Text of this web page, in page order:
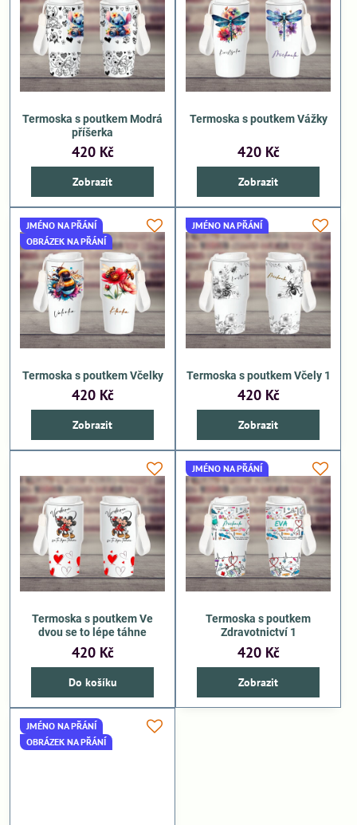
Termoska s poutkem Modrá
příšerka
420 Kč
Zobrazit
Termoska s poutkem Vážky
420 Kč
Zobrazit
JMÉNO NA PŘÁNÍ
OBRÁZEK NA PŘÁNÍ
Termoska s poutkem Včelky
420 Kč
Zobrazit
JMÉNO NA PŘÁNÍ
Termoska s poutkem Včely 1
420 Kč
Zobrazit
Termoska s poutkem Ve
dvou se to lépe táhne
420 Kč
Do košíku
JMÉNO NA PŘÁNÍ
Termoska s poutkem
Zdravotnictví 1
420 Kč
Zobrazit
JMÉNO NA PŘÁNÍ
OBRÁZEK NA PŘÁNÍ